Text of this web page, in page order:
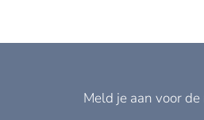
Meld je aan voor